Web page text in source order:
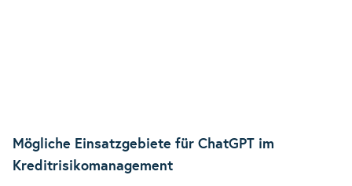
Mögliche Einsatzgebiete für ChatGPT im
Kreditrisikomanagement